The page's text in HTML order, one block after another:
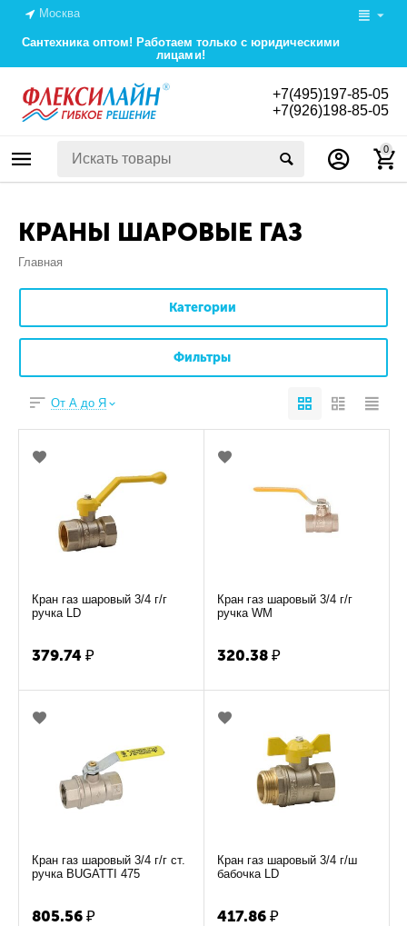
Москва
Сантехника оптом! Работаем только с юридическими
лицами!
+7(495)197-85-05
+7(926)198-85-05
0
КРАНЫ ШАРОВЫЕ ГАЗ
Главная
Категории
Фильтры
От А до Я
Кран газ шаровый 3/4 г/г
ручка LD
379.74 ₽
Кран газ шаровый 3/4 г/г
ручка WM
320.38 ₽
Кран газ шаровый 3/4 г/г ст.
ручка BUGATTI 475
805.56 ₽
Кран газ шаровый 3/4 г/ш
бабочка LD
417.86 ₽